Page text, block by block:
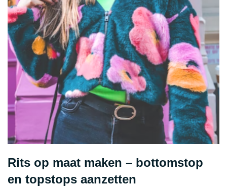
Rits op maat maken – bottomstop
en topstops aanzetten